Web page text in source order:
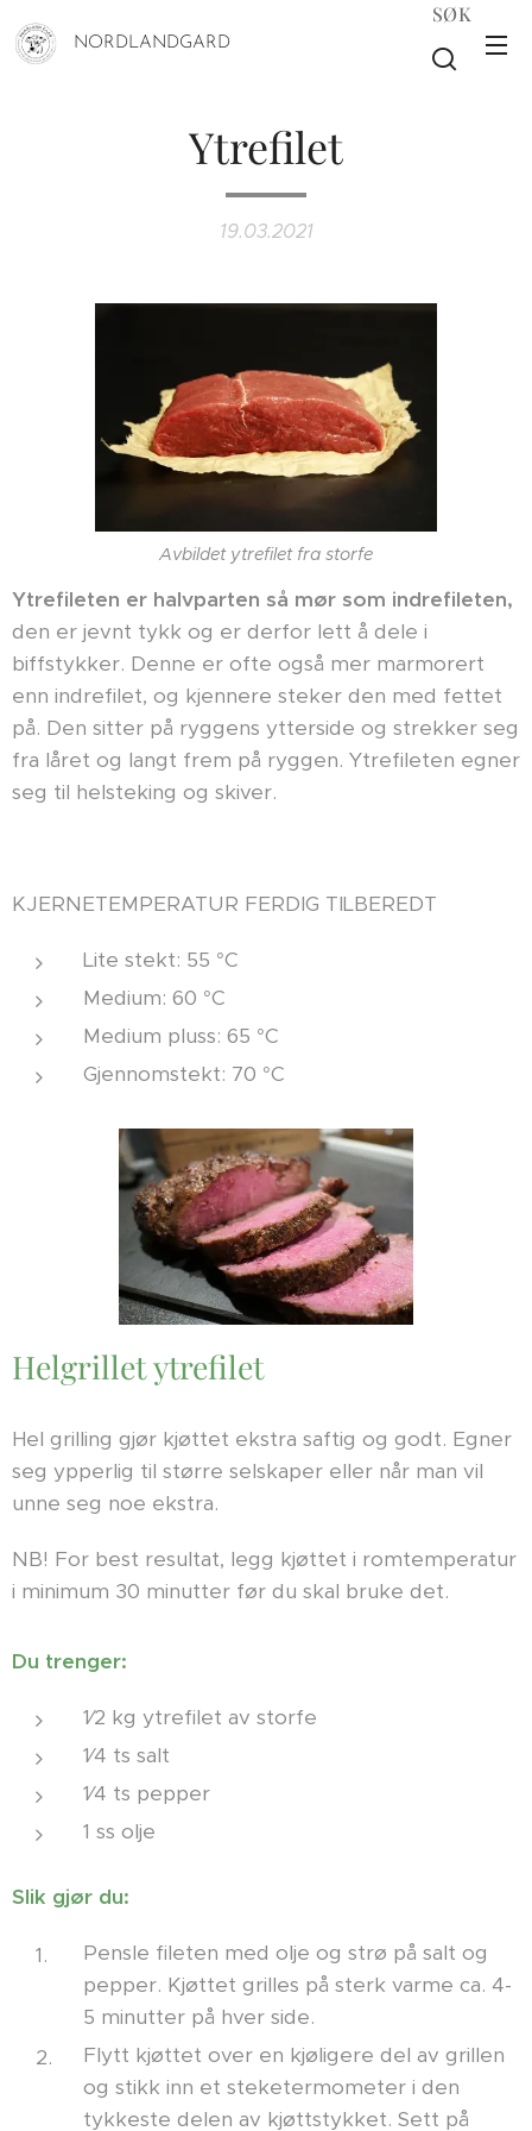
NORDLANDGARD
SØK
Ytrefilet
19.03.2021
Avbildet ytrefilet fra storfe
Ytrefileten er halvparten så mør som indrefileten,
den er jevnt tykk og er derfor lett å dele i
biffstykker. Denne er ofte også mer marmorert
enn indrefilet, og kjennere steker den med fettet
på. Den sitter på ryggens ytterside og strekker seg
fra låret og langt frem på ryggen. Ytrefileten egner
seg til helsteking og skiver.
KJERNETEMPERATUR FERDIG TILBEREDT
Lite stekt: 55 °C
Medium: 60 °C
Medium pluss: 65 °C
Gjennomstekt: 70 °C
Helgrillet ytrefilet
Hel grilling gjør kjøttet ekstra saftig og godt. Egner
seg ypperlig til større selskaper eller når man vil
unne seg noe ekstra.
NB! For best resultat, legg kjøttet i romtemperatur
i minimum 30 minutter før du skal bruke det.
Du trenger:
1⁄2 kg ytrefilet av storfe
1⁄4 ts salt
1⁄4 ts pepper
1 ss olje
Slik gjør du:
Pensle fileten med olje og strø på salt og
pepper. Kjøttet grilles på sterk varme ca. 4-
5 minutter på hver side.
Flytt kjøttet over en kjøligere del av grillen
og stikk inn et steketermometer i den
tykkeste delen av kjøttstykket. Sett på